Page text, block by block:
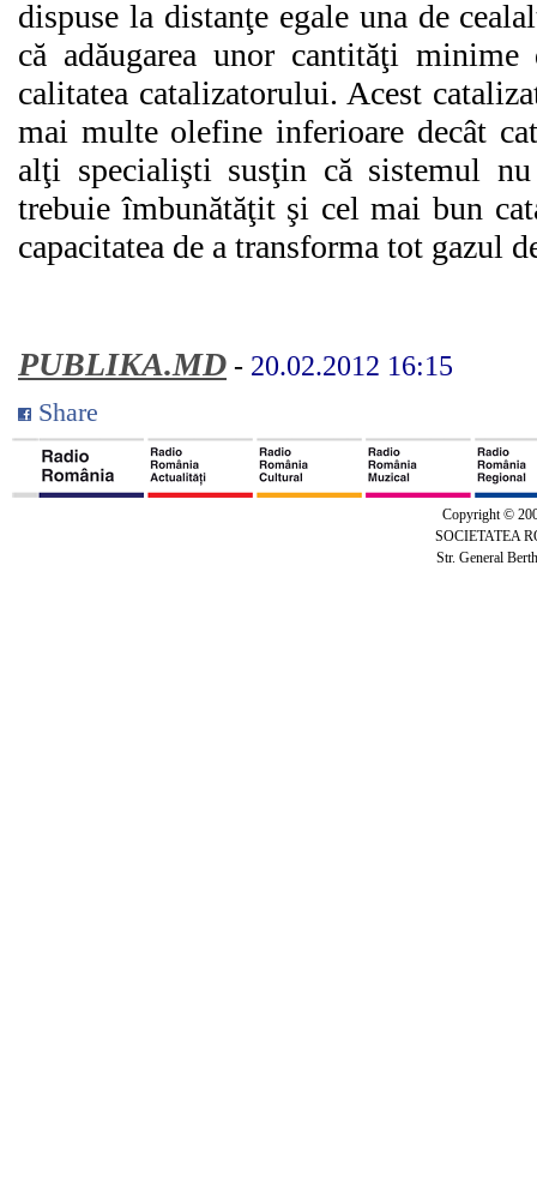
dispuse la distanţe egale una de
că adăugarea unor cantităţi
calitatea catalizatorului. Acest
mai multe olefine inferioare decât
alţi specialişti susţin că sistemul
trebuie îmbunătăţit şi cel mai bun
capacitatea de a transforma tot gazul
PUBLIKA.MD - 20.02.2012 16:15
Share
Copyright ©
SOCIETATEA
Str. General